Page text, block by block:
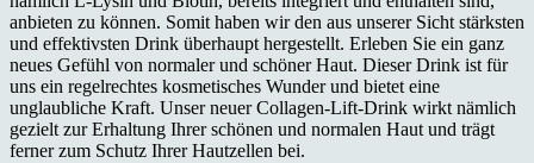
anbieten zu können. Somit haben wir den aus unserer Sicht stärksten
und effektivsten Drink überhaupt hergestellt. Erleben Sie ein ganz
neues Gefühl von normaler und schöner Haut. Dieser Drink ist für
uns ein regelrechtes kosmetisches Wunder und bietet eine
unglaubliche Kraft. Unser neuer Collagen-Lift-Drink wirkt nämlich
gezielt zur Erhaltung Ihrer schönen und normalen Haut und trägt
ferner zum Schutz Ihrer Hautzellen bei.